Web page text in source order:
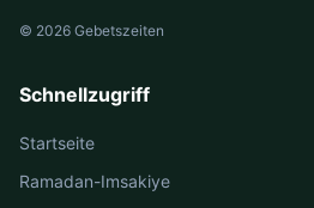
© 2026 Gebetszeiten
Schnellzugriff
Startseite
Ramadan-Imsakiye